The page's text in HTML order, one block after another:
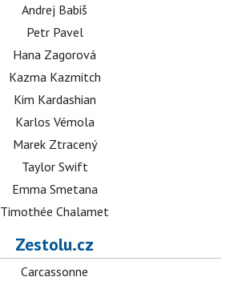
Andrej Babiš
Petr Pavel
Hana Zagorová
Kazma Kazmitch
Kim Kardashian
Karlos Vémola
Marek Ztracený
Taylor Swift
Emma Smetana
Timothée Chalamet
Zestolu.cz
Carcassonne